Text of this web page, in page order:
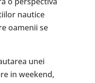
nautice
oamenii se
unei
in weekend,